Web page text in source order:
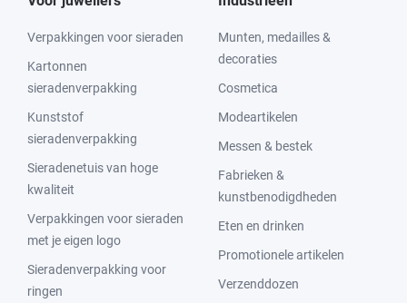
Verpakkingen voor sieraden
Kartonnen
sieradenverpakking
Kunststof
sieradenverpakking
Sieradenetuis van hoge
kwaliteit
Verpakkingen voor sieraden
met je eigen logo
Sieradenverpakking voor
ringen
Munten, medailles &
decoraties
Cosmetica
Modeartikelen
Messen & bestek
Fabrieken &
kunstbenodigdheden
Eten en drinken
Promotionele artikelen
Verzenddozen